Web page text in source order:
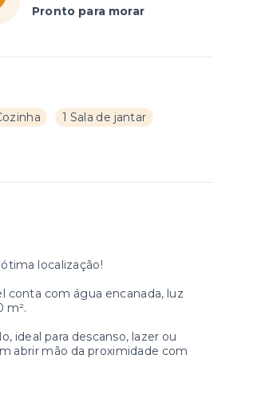
Pronto para morar
1 Sala de jantar
localização!
conta com água encanada, luz
m².
ideal para descanso, lazer ou
abrir mão da proximidade com